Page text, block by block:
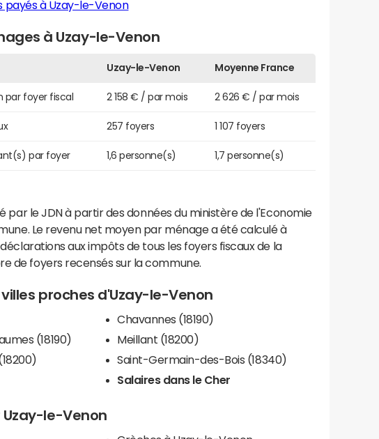
payés à Uzay-le-Venon
à Uzay-le-Venon
Uzay-le-Venon Moyenne France
par foyer fiscal 2 158 € / par mois 2 626 € / par mois
257 foyers 1 107 foyers
par foyer 1,6 personne(s) 1,7 personne(s)
par le JDN à partir des données du ministère de l'Economie
Le revenu net moyen par ménage a été calculé à
aux impôts de tous les foyers fiscaux de la
de foyers recensés sur la commune.
proches d'Uzay-le-Venon
(18190)
Chavannes (18190)
Meillant (18200)
Saint-Germain-des-Bois (18340)
Salaires dans le Cher
Uzay-le-Venon